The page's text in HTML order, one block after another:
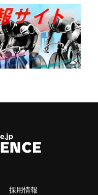
採用情報